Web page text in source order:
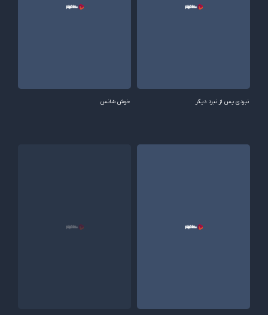
نبردی پس از نبرد دیگر خوش شانس